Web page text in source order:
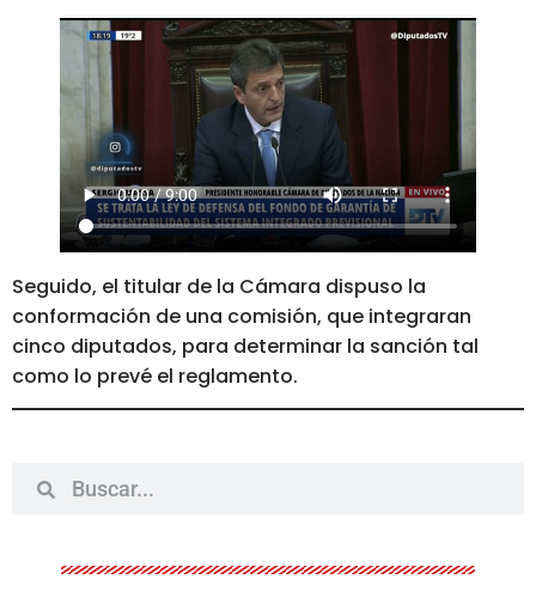
Seguido, el titular de la Cámara dispuso la
conformación de una comisión, que integraran
cinco diputados, para determinar la sanción tal
como lo prevé el reglamento.